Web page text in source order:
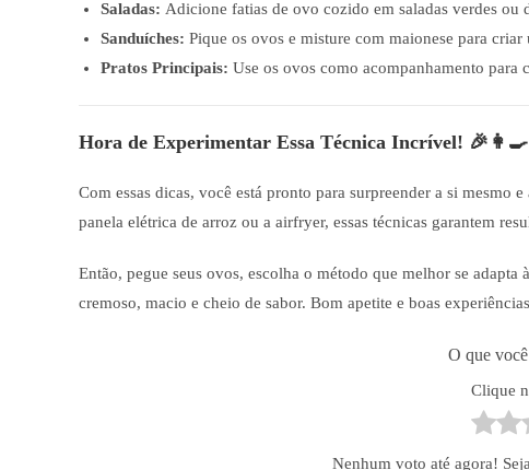
Saladas: Adicione fatias de ovo cozido em saladas verdes ou
Sanduíches: Pique os ovos e misture com maionese para
Pratos Principais: Use os ovos como acompanhamento para
Hora de Experimentar Essa Técnica Incrível!
Com essas dicas, você está pronto para surpreender a si mesmo
panela elétrica de arroz ou a airfryer, essas técnicas garantem
Então, pegue seus ovos, escolha o método que melhor se
cremoso, macio e cheio de sabor. Bom apetite e boas
O que
Clique
Nenhum voto até agora!